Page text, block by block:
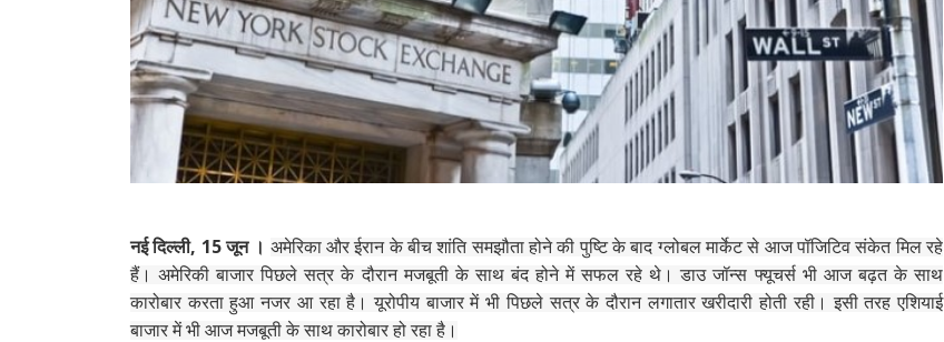
नई दिल्ली, 15 जून । अमेरिका और ईरान के बीच शांति समझौता होने की पुष्टि के बाद ग्लोबल मार्केट से आज पॉजिटिव संकेत मिल रहे
हैं। अमेरिकी बाजार पिछले सत्र के दौरान मजबूती के साथ बंद होने में सफल रहे थे। डाउ जॉन्स फ्यूचर्स भी आज बढ़त के साथ
कारोबार करता हुआ नजर आ रहा है। यूरोपीय बाजार में भी पिछले सत्र के दौरान लगातार खरीदारी होती रही। इसी तरह एशियाई
बाजार में भी आज मजबूती के साथ कारोबार हो रहा है।